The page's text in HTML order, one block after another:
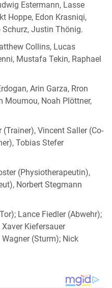
Estermann, Lasse
Hoppe, Edon Krasniqi,
Schurz, Justin Thönig.
Collins, Lucas
Mustafa Tekin, Raphael
Arin Garza, Rron
Moumou, Noah Plöttner,
Vincent Saller (Co-
Tobias Stefer
(Physiotherapeutin),
Norbert Stegmann
Lance Fiedler (Abwehr);
Kiefersauer
(Sturm); Nick